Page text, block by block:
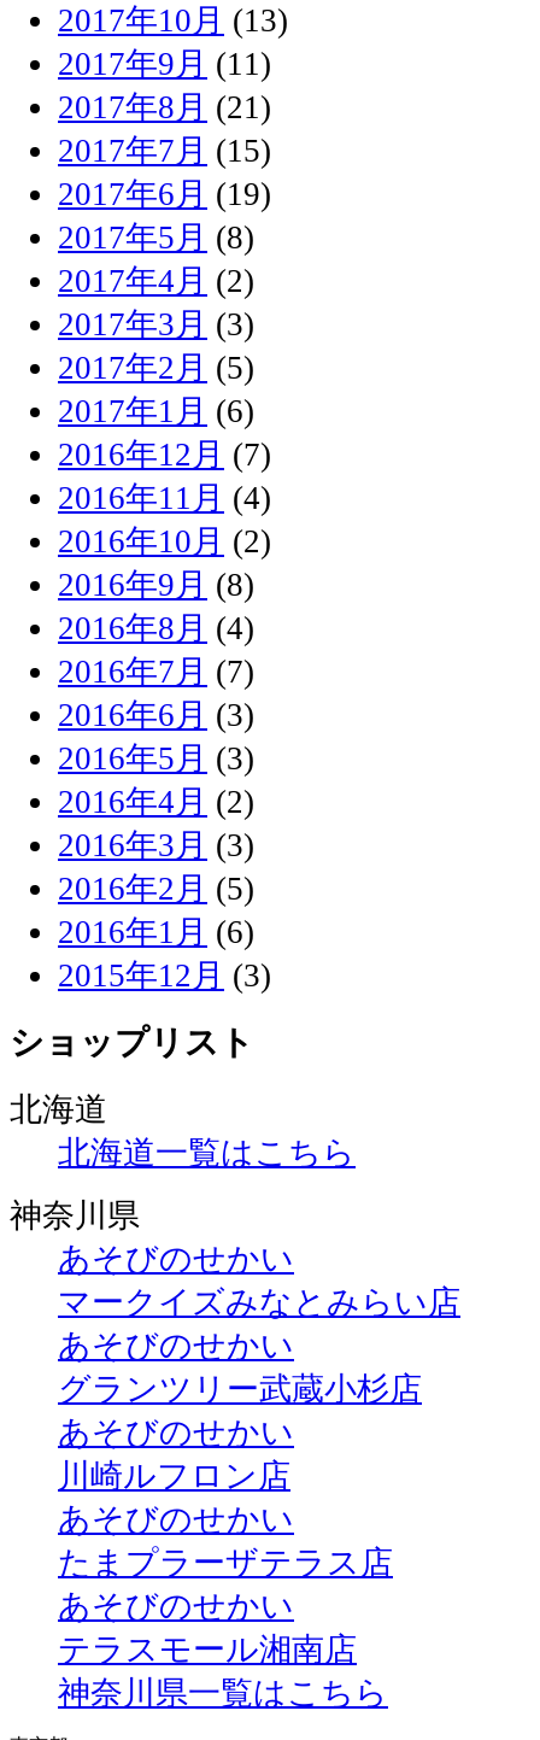
2017年10月 (13)
2017年9月 (11)
2017年8月 (21)
2017年7月 (15)
2017年6月 (19)
2017年5月 (8)
2017年4月 (2)
2017年3月 (3)
2017年2月 (5)
2017年1月 (6)
2016年12月 (7)
2016年11月 (4)
2016年10月 (2)
2016年9月 (8)
2016年8月 (4)
2016年7月 (7)
2016年6月 (3)
2016年5月 (3)
2016年4月 (2)
2016年3月 (3)
2016年2月 (5)
2016年1月 (6)
2015年12月 (3)
ショップリスト
北海道
北海道一覧はこちら
神奈川県
あそびのせかい
マークイズみなとみらい店
あそびのせかい
グランツリー武蔵小杉店
あそびのせかい
川崎ルフロン店
あそびのせかい
たまプラーザテラス店
あそびのせかい
テラスモール湘南店
神奈川県一覧はこちら